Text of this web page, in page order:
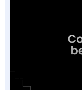
Cobertura o